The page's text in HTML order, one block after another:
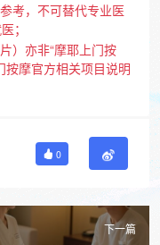
考，不可替代专业医
；
）亦非“摩耶上门按
按摩官方相关项目说明
0
下一篇